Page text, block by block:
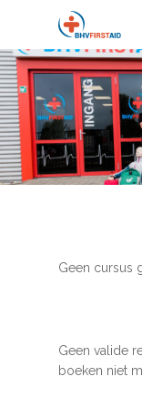
main
content
Geen cursus
Geen valide
boeken niet